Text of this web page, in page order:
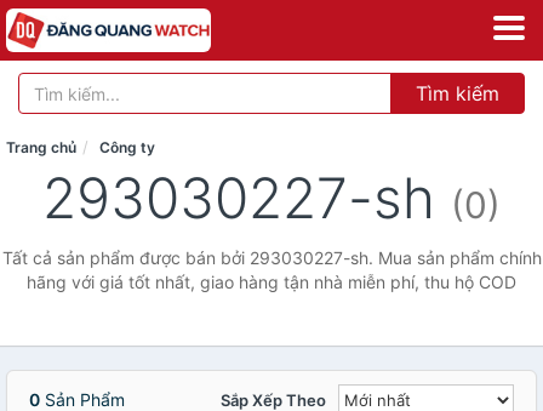
Tìm kiếm
Trang chủ Công ty
293030227-sh (0)
Tất cả sản phẩm được bán bởi 293030227-sh. Mua sản phẩm chính
hãng với giá tốt nhất, giao hàng tận nhà miễn phí, thu hộ COD
0 Sản Phẩm Sắp Xếp Theo